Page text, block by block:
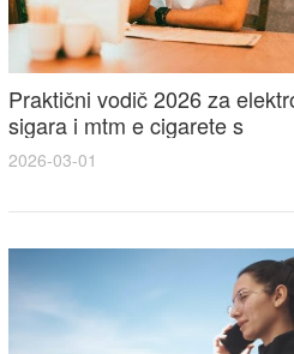
Praktični vodič 2026 za
sigara i mtm e cigarete s
usporedbom, recenzijama i
savjetima
2026-03-01